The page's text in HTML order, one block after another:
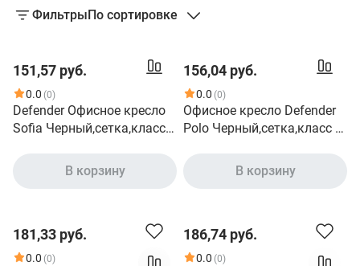
ФильтрыПо сортировке
151,57 руб.
0.0 (0)
Defender Офисное кресло
Sofia Черный,сетка,класс 1
В корзину
156,04 руб.
0.0 (0)
Офисное кресло Defender
Polo Черный,сетка,класс 1
В корзину
181,33 руб.
0.0 (0)
186,74 руб.
0.0 (0)